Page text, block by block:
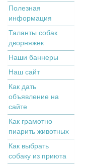
Полезная
информация
Таланты собак
дворняжек
Наши баннеры
Наш сайт
Как дать
объявление на
сайте
Как грамотно
пиарить животных
Как выбрать
собаку из приюта